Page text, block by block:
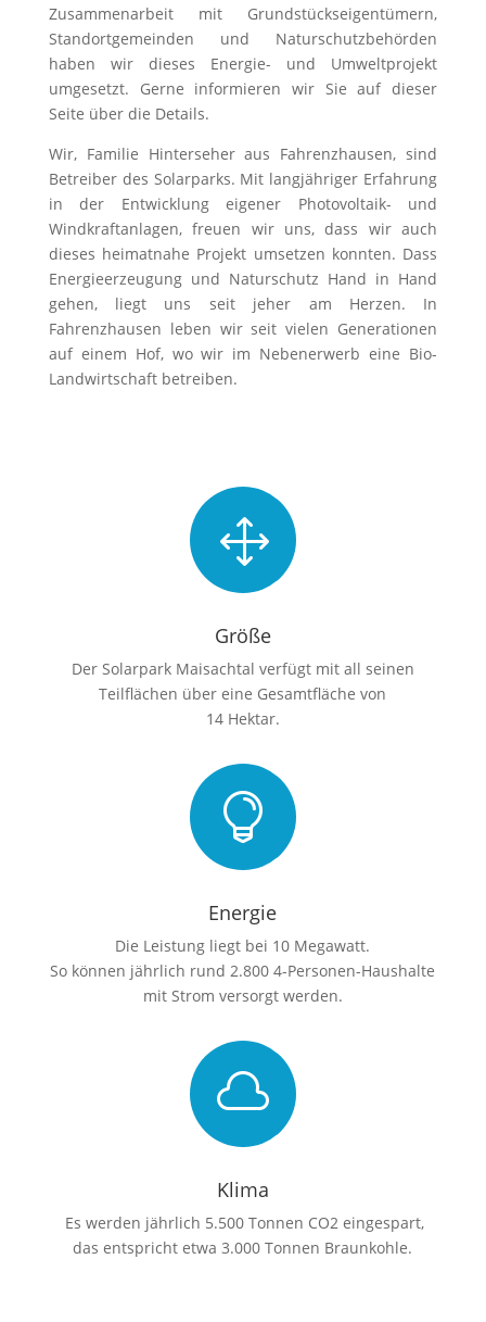
Zusammenarbeit mit Grundstückseigentümern,
Standortgemeinden und Naturschutzbehörden
haben wir dieses Energie- und Umweltprojekt
umgesetzt. Gerne informieren wir Sie auf dieser
Seite über die Details.
Wir, Familie Hinterseher aus Fahrenzhausen, sind
Betreiber des Solarparks. Mit langjähriger Erfahrung
in der Entwicklung eigener Photovoltaik- und
Windkraftanlagen, freuen wir uns, dass wir auch
dieses heimatnahe Projekt umsetzen konnten. Dass
Energieerzeugung und Naturschutz Hand in Hand
gehen, liegt uns seit jeher am Herzen. In
Fahrenzhausen leben wir seit vielen Generationen
auf einem Hof, wo wir im Nebenerwerb eine Bio-
Landwirtschaft betreiben.
1
Größe
Der Solarpark Maisachtal verfügt mit all seinen
Teilflächen über eine Gesamtfläche von
14 Hektar.

Energie
Die Leistung liegt bei 10 Megawatt.
So können jährlich rund 2.800 4-Personen-Haushalte
mit Strom versorgt werden.

Klima
Es werden jährlich 5.500 Tonnen CO2 eingespart,
das entspricht etwa 3.000 Tonnen Braunkohle.